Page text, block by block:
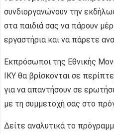
συνδιοργανώνουν την
στα παιδιά σας να πάρουν
εργαστήρια και να πάρετε
Εκπρόσωποι της Εθνικής
ΙΚΥ θα βρίσκονται σε
για να απαντήσουν σε
με τη συμμετοχή σας στο
Δείτε αναλυτικά το